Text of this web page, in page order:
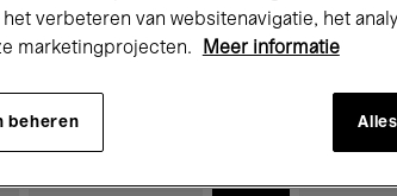
verbeteren van websitenavigatie, het
marketingprojecten.
Meer informatie
beheren